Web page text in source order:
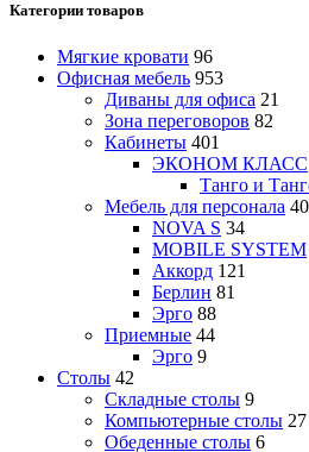
Категории товаров
Мягкие кровати 96
Офисная мебель 953
Диваны для офиса 21
Зона переговоров 82
Кабинеты 401
ЭКОНОМ КЛАСС
Танго и
Мебель для персонала
NOVA S 34
MOBILE SYSTEM
Аккорд 121
Берлин 81
Эрго 88
Приемные 44
Эрго 9
Столы 42
Складные столы 9
Компьютерные столы 27
Обеденные столы 6